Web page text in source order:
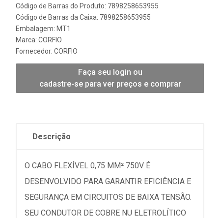
Código de Barras do Produto: 7898258653955
Código de Barras da Caixa: 7898258653955
Embalagem: MT1
Marca: CORFIO
Fornecedor: CORFIO
Faça seu login ou
cadastre-se para ver preços e comprar
Descrição
O CABO FLEXÍVEL 0,75 MM² 750V É
DESENVOLVIDO PARA GARANTIR EFICIÊNCIA E
SEGURANÇA EM CIRCUITOS DE BAIXA TENSÃO.
SEU CONDUTOR DE COBRE NU ELETROLÍTICO